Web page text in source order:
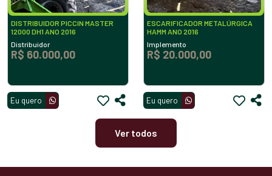
DISTRIBUIDOR PICCIN MASTER
12000 DH1 ANO 2016
Distribuidor
R$ 60.000,00
Eu quero
ESCARIFICADOR METALÚRGICA
HAMM ANO 2016
Implemento
R$ 20.000,00
Eu quero
Ver todos